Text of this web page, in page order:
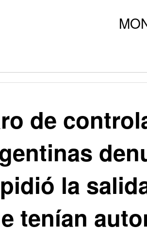
de
la
tenían